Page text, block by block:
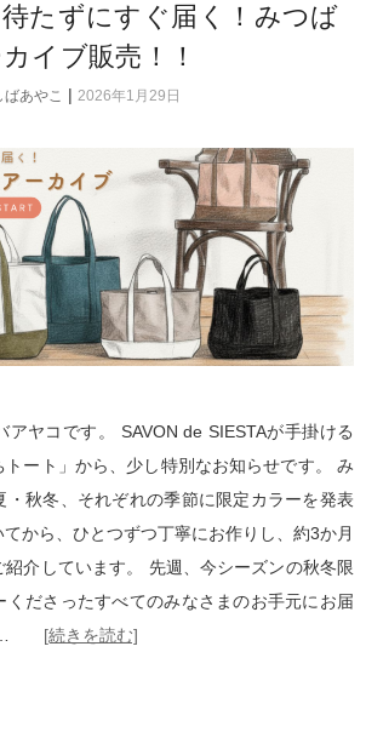
待たずにすぐ届く！みつば
イブ販売！！
ばあやこ | 2026年1月29日
アヤコです。 SAVON de SIESTAが手掛ける
ート」から、少し特別なお知らせです。 み
・秋冬、それぞれの季節に限定カラーを発表
から、ひとつずつ丁寧にお作りし、約3か月
介しています。 先週、今シーズンの秋冬限
くださったすべてのみなさまのお手元にお届
… [続きを読む]